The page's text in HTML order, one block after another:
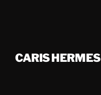
CARIS HERMES